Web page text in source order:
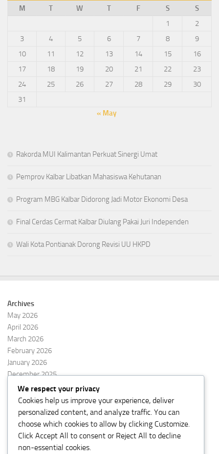
M
T W T F S
S
1
2
3
4 5 6 7 8
9
10
11 12 13 14 15
16
17
18 19 20 21 22
23
24
25 26 27 28 29
30
31
« May
Rakorda MUI Kalimantan Perkuat Sinergi Umat
Pemprov Kalbar Libatkan Mahasiswa Kehutanan
Program MBG Kalbar Didorong Jadi Motor Ekonomi Desa
Final Cerdas Cermat Kalbar Diulang Pakai Juri Independen
Wali Kota Pontianak Dorong Revisi UU HKPD
Archives
May 2026
April 2026
March 2026
February 2026
January 2026
December 2025
November 2025
October 2025
September 2025
August 2025
We respect your privacy
Cookies help us improve your experience, deliver
personalized content, and analyze traffic. You can
choose which cookies to allow by clicking Customize
Click Accept All to consent or Reject All to decline
non-essential cookies.